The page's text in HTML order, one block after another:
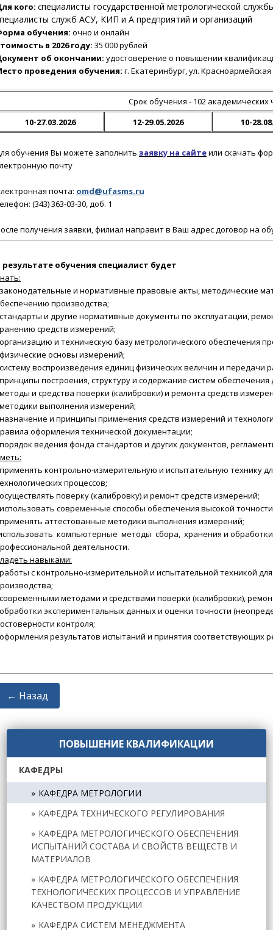
кого: специалисты государственной метрологической
служб АСУ, КИП и А предприятий и организаций
обучения: очно и онлайн
в 2026 году: 35 000 рублей
об окончании: удостоверение о повышении
проведения обучения: г. Екатеринбург, ул.
Срок обучения - 102 академических
10-27.03.2026
12-29.05.2026 10-
обучения Вы можете заполнить заявку на сайтеили скачать
почту
почта: omd@ufasms.ru
(343) 363-03-30, доб. 1
получения заявки, филиал направит в Ваш адрес договор на
результате обучения специалист будет
и нормативные правовые акты, методические
производства;
и другие нормативные документы по эксплуатации,
средств измерений;
и техническую базу метрологического обеспечения
основы измерений;
воспроизведения единиц физических величин и передачи
построения, структуру и содержание систем
и средства поверки (калибровки) и ремонта средств
выполнения измерений;
и принципы применения средств измерений и
оформления технической документации;
ведения фонда стандартов и других документов,
контрольно-измерительную и испытательную технику
процессов;
поверку (калибровку) и ремонт средств измерений;
современные способы обеспечения высокой
аттестованные методики выполнения измерений;
компьютерные методы сбора, хранения и
деятельности.
навыками:
с контрольно-измерительной и испытательной техникой
методами и средствами поверки (калибровки),
экспериментальных данных и оценки точности
контроля;
результатов испытаний и принятия соответствующих
← Назад
ПОВЫШЕНИЕ КВАЛИФИКАЦИИ
КАФЕДРЫ
КАФЕДРА МЕТРОЛОГИИ
КАФЕДРА ТЕХНИЧЕСКОГО РЕГУЛИРОВАНИЯ
КАФЕДРА МЕТРОЛОГИЧЕСКОГО ОБЕСПЕЧЕНИЯ
ИСПЫТАНИЙ СОСТАВА И СВОЙСТВ ВЕЩЕСТВ И
МАТЕРИАЛОВ
КАФЕДРА МЕТРОЛОГИЧЕСКОГО ОБЕСПЕЧЕНИЯ
ТЕХНОЛОГИЧЕСКИХ ПРОЦЕССОВ И УПРАВЛЕНИЕ
КАЧЕСТВОМ ПРОДУКЦИИ
КАФЕДРА СИСТЕМ МЕНЕДЖМЕНТА